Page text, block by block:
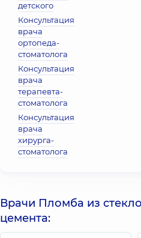
детского
Консультация
врача
ортопеда-
стоматолога
Консультация
врача
терапевта-
стоматолога
Консультация
врача
хирурга-
стоматолога
Врачи Пломба из
цемента: